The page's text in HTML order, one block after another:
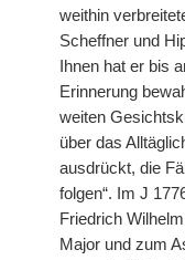
weithin
Scheffner und
Ihnen hat er bis
Erinnerung
weiten
über das
ausdrückt, die
folgen“. Im J
Friedrich
Major und zum